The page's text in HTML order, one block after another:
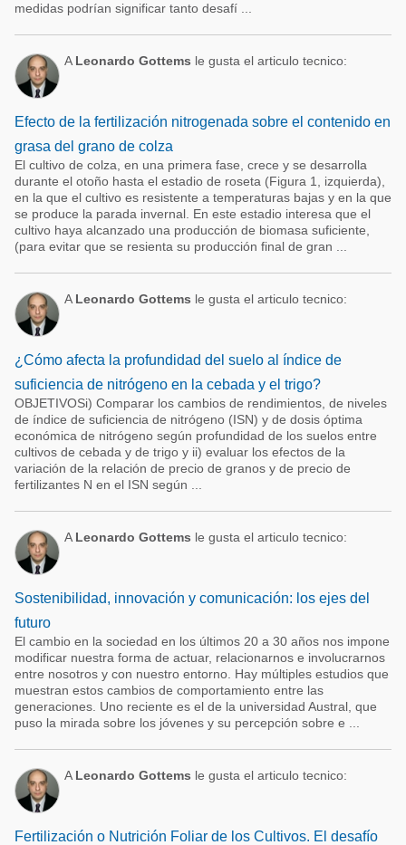
medidas podrían significar tanto desafí ...
A Leonardo Gottems le gusta el articulo tecnico:
Efecto de la fertilización nitrogenada sobre el contenido en
grasa del grano de colza
El cultivo de colza, en una primera fase, crece y se desarrolla
durante el otoño hasta el estadio de roseta (Figura 1, izquierda),
en la que el cultivo es resistente a temperaturas bajas y en la que
se produce la parada invernal. En este estadio interesa que el
cultivo haya alcanzado una producción de biomasa suficiente,
(para evitar que se resienta su producción final de gran ...
A Leonardo Gottems le gusta el articulo tecnico:
¿Cómo afecta la profundidad del suelo al índice de
suficiencia de nitrógeno en la cebada y el trigo?
OBJETIVOSi) Comparar los cambios de rendimientos, de niveles
de índice de suficiencia de nitrógeno (ISN) y de dosis óptima
económica de nitrógeno según profundidad de los suelos entre
cultivos de cebada y de trigo y ii) evaluar los efectos de la
variación de la relación de precio de granos y de precio de
fertilizantes N en el ISN según ...
A Leonardo Gottems le gusta el articulo tecnico:
Sostenibilidad, innovación y comunicación: los ejes del
futuro
El cambio en la sociedad en los últimos 20 a 30 años nos impone
modificar nuestra forma de actuar, relacionarnos e involucrarnos
entre nosotros y con nuestro entorno. Hay múltiples estudios que
muestran estos cambios de comportamiento entre las
generaciones. Uno reciente es el de la universidad Austral, que
puso la mirada sobre los jóvenes y su percepción sobre e ...
A Leonardo Gottems le gusta el articulo tecnico:
Fertilización o Nutrición Foliar de los Cultivos. El desafío